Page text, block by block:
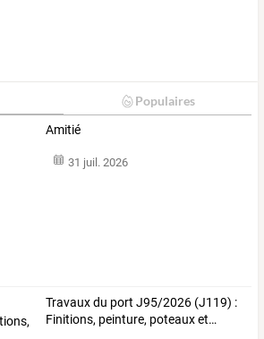
Populaires
Amitié
31 juil. 2026
Travauxdu port J95/2026 (J119) :
Finitions, peinture, poteauxet…